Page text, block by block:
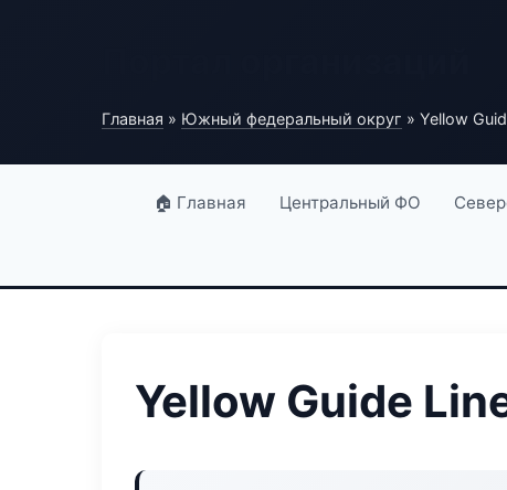
Главная » Южный федеральный округ » Yellow
🏠 Главная Центральный ФО
Yellow Guide